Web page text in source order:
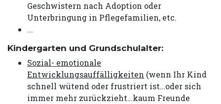
Geschwistern nach Adoption oder
Unterbringung in Pflegefamilien, etc.
...
Kindergarten und Grundschulalter:
Sozial- emotionale
Entwicklungsauffälligkeiten (wenn Ihr Kind
schnell wütend oder frustriert ist…oder sich
immer mehr zurückzieht…kaum Freunde